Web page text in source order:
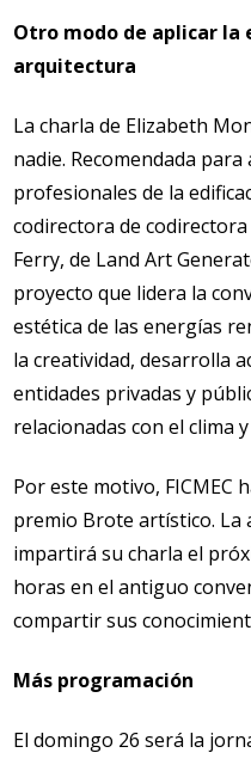
Otro modo de aplicar la
arquitectura
La charla de Elizabeth
nadie. Recomendada
profesionales de la
codirectora de
Ferry, de Land Art
proyecto que lidera la
estética de las energías
la creatividad, desarrolla
entidades privadas y
relacionadas con el clima
Por este motivo, FICMEC
premio Brote artístico. La
impartirá su charla el
horas en el antiguo
compartir sus
Más programación
El domingo 26 será la